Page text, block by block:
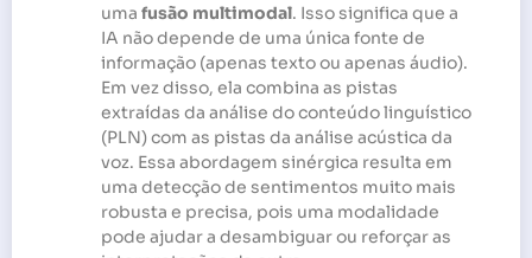
uma fusão multimodal. Isso significa que a
IA não depende de uma única fonte de
informação (apenas texto ou apenas áudio).
Em vez disso, ela combina as pistas
extraídas da análise do conteúdo linguístico
(PLN) com as pistas da análise acústica da
voz. Essa abordagem sinérgica resulta em
uma detecção de sentimentos muito mais
robusta e precisa, pois uma modalidade
pode ajudar a desambiguar ou reforçar as